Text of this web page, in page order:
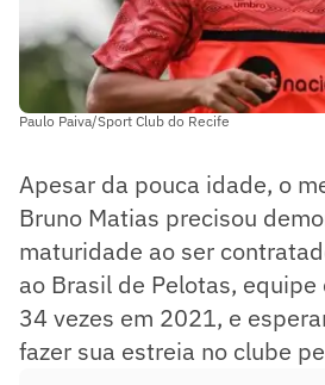
Paulo Paiva/Sport Club do Recife
Apesar da pouca idade, o
Bruno Matias precisou
maturidade ao ser
ao Brasil de Pelotas,
34 vezes em 2021, e
fazer sua estreia no clube